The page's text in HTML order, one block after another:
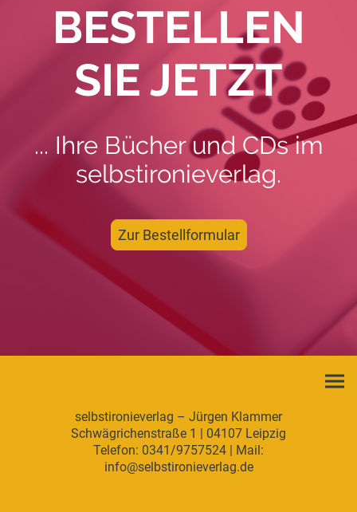
BESTELLEN
SIE JETZT
... Ihre Bücher und CDs im
selbstironieverlag.
Zur Bestellformular
selbstironieverlag – Jürgen Klammer
Schwägrichenstraße 1 | 04107 Leipzig
Telefon: 0341/9757524 | Mail:
info@selbstironieverlag.de